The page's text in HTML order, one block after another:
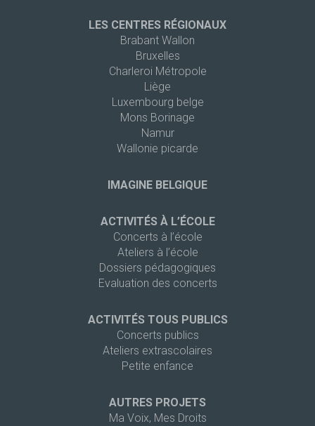
LES CENTRES RÉGIONAUX
Brabant Wallon
Bruxelles
Charleroi Métropole
Liège
Luxembourg belge
Mons Borinage
Namur
Wallonie picarde
IMAGINE BELGIQUE
ACTIVITÉS À L’ÉCOLE
Concerts à l’école
Ateliers à l’école
Dossiers pédagogiques
Evaluation des concerts
ACTIVITÉS TOUS PUBLICS
Concerts publics
Ateliers extrascolaires
Petite enfance
AUTRES PROJETS
Ma Voix, Mes Droits